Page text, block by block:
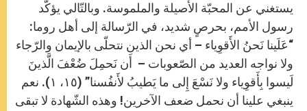
يستغني عن المحبّة الأصيلة والملموسة. وبالتّالي يؤكّد
رسول الأمم، بحرصٍ شديد، في الرّسالة إلى أهل روما:
“عَلَينا نَحنُ الأَقوِياء – أي نحن الذين نتحلّى بالإيمان والرّجاء
ولا نواجه العديد من الصّعوبات – أَن نَحمِلَ ضُعْفَ الَّذينَ
لَيسوا بِأَقوِياء ولا نَسْعَ إِلى ما يَطيبُ لأَنفُسنا” (١٥، ١). نعم
ينبغي علينا أن نحمل ضعف الآخرين! وهذه الشّهادة لا تبقى